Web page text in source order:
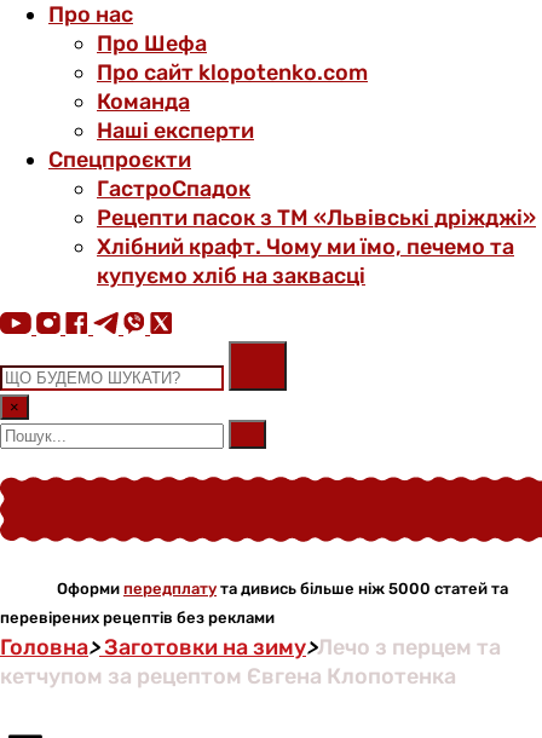
Про нас
Про Шефа
Про сайт klopotenko.com
Команда
Наші експерти
Спецпроєкти
ГастроСпадок
Рецепти пасок з ТМ «Львівські дріжджі»
Хлібний крафт. Чому ми їмо, печемо та
купуємо хліб на заквасці
×
Оформи передплату та дивись більше ніж 5000 статей та
перевірених рецептів без реклами
Головна>Заготовки на зиму>Лечо з перцем та
кетчупом за рецептом Євгена Клопотенка